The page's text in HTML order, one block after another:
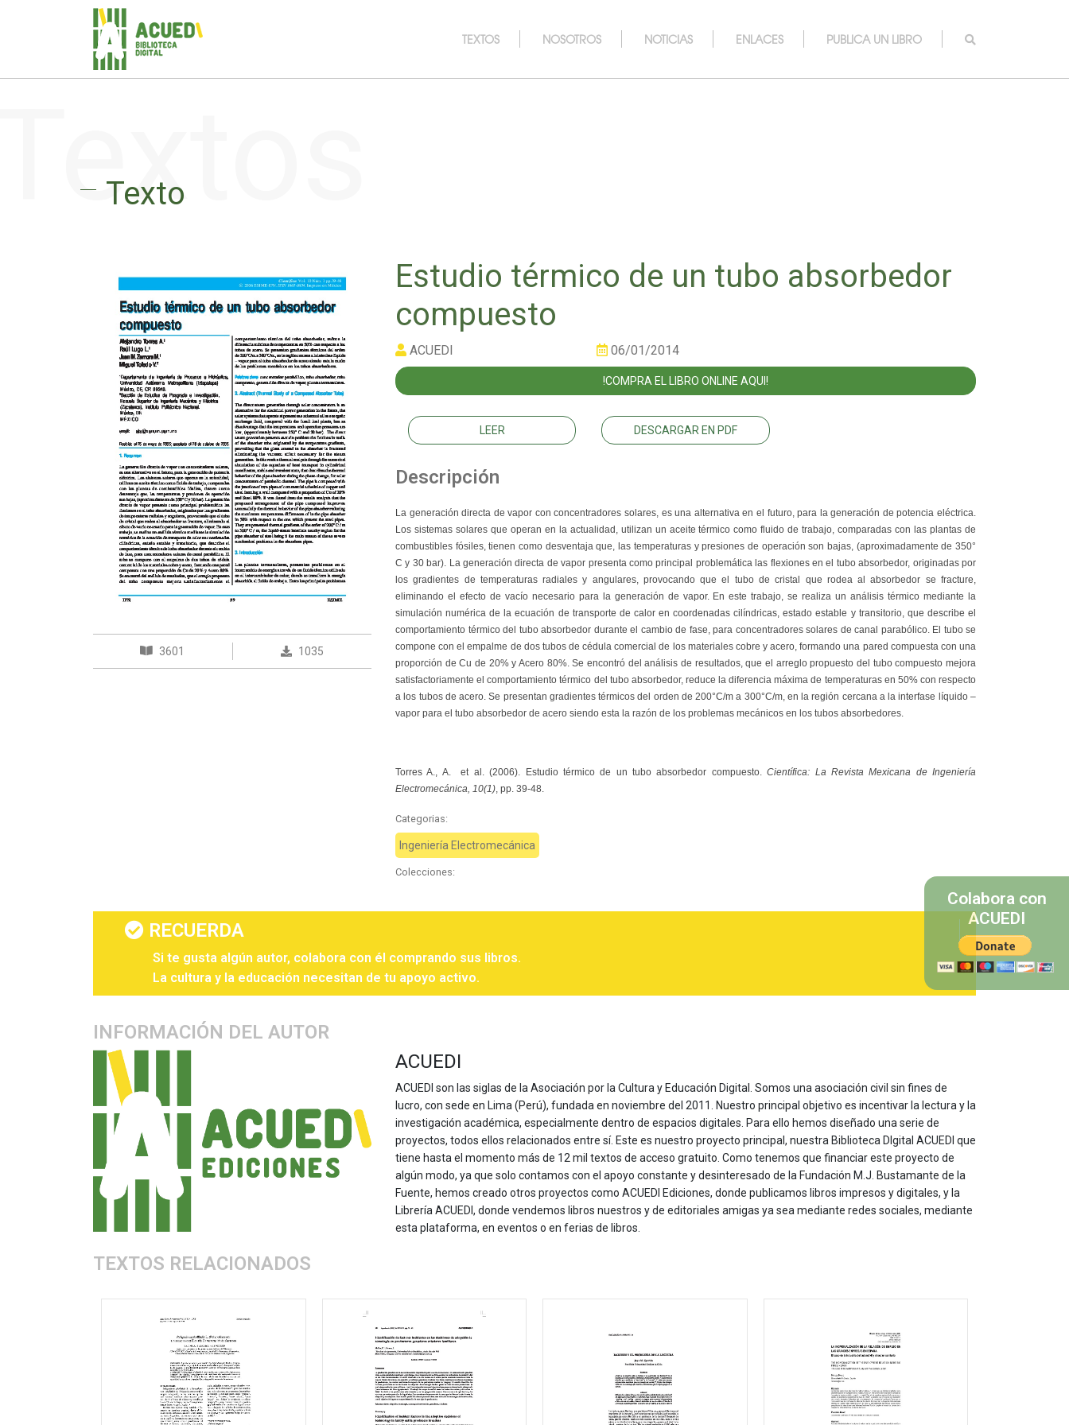
TEXTOS NOSOTROS NOTICIAS ENLACES PUBLICA UN LIBRO
Texto
3601 1035
Estudio térmico de un tubo absorbedor
compuesto
ACUEDI 06/01/2014
!COMPRA EL LIBRO ONLINE AQUI!
LEER DESCARGAR EN PDF
Descripción
La generación directa de vapor con concentradores solares, es una alternativa en el futuro, para la generación de potencia eléctrica.
Los sistemas solares que operan en la actualidad, utilizan un aceite térmico como fluido de trabajo, comparadas con las plantas de
combustibles fósiles, tienen como desventaja que, las temperaturas y presiones de operación son bajas, (aproximadamente de 350°
C y 30 bar). La generación directa de vapor presenta como principal problemática las flexiones en el tubo absorbedor, originadas por
los gradientes de temperaturas radiales y angulares, provocando que el tubo de cristal que rodea al absorbedor se fracture,
eliminando el efecto de vacío necesario para la generación de vapor. En este trabajo, se realiza un análisis térmico mediante la
simulación numérica de la ecuación de transporte de calor en coordenadas cilíndricas, estado estable y transitorio, que describe el
comportamiento térmico del tubo absorbedor durante el cambio de fase, para concentradores solares de canal parabólico. El tubo se
compone con el empalme de dos tubos de cédula comercial de los materiales cobre y acero, formando una pared compuesta con una
proporción de Cu de 20% y Acero 80%. Se encontró del análisis de resultados, que el arreglo propuesto del tubo compuesto mejora
satisfactoriamente el comportamiento térmico del tubo absorbedor, reduce la diferencia máxima de temperaturas en 50% con respecto
a los tubos de acero. Se presentan gradientes térmicos del orden de 200°C/m a 300°C/m, en la región cercana a la interfase líquido –
vapor para el tubo absorbedor de acero siendo esta la razón de los problemas mecánicos en los tubos absorbedores.
Torres A., A. et al.(2006). Estudio térmico de un tubo absorbedor compuesto.Científica: La Revista Mexicana de Ingeniería
Electromecánica, 10(1) , pp. 39-48.
Categorias:
Ingeniería Electromecánica
Colecciones:
RECUERDA
Si te gusta algún autor, colabora con él comprando sus libros.
La cultura y la educación necesitan de tu apoyo activo.
INFORMACIÓN DEL AUTOR
ACUEDI
ACUEDI son las siglas de la Asociación por la Cultura y Educación Digital. Somos una asociación civil sin fines de
lucro, con sede en Lima (Perú), fundada en noviembre del 2011. Nuestro principal objetivo es incentivar la lectura y la
investigación académica, especialmente dentro de espacios digitales. Para ello hemos diseñado una serie de
proyectos, todos ellos relacionados entre sí. Este es nuestro proyecto principal, nuestra Biblioteca DIgital ACUEDI que
tiene hasta el momento más de 12 mil textos de acceso gratuito. Como tenemos que financiar este proyecto de
algún modo, ya que solo contamos con el apoyo constante y desinteresado de la Fundación M.J. Bustamante de la
Fuente, hemos creado otros proyectos como ACUEDI Ediciones, donde publicamos libros impresos y digitales, y la
Librería ACUEDI, donde vendemos libros nuestros y de editoriales amigas ya sea mediante redes sociales, mediante
esta plataforma, en eventos o en ferias de libros.
TEXTOS RELACIONADOS
Colabora con
ACUEDI